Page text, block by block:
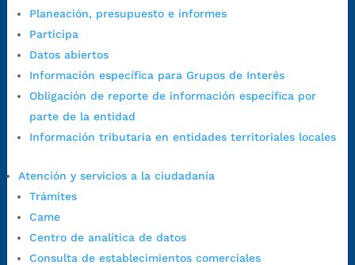
Planeación, presupuesto e informes
Participa
Datos abiertos
Información específica para Grupos de Interés
Obligación de reporte de información específica por
parte de la entidad
Información tributaria en entidades territoriales locales
Atención y servicios a la ciudadanía
Trámites
Came
Centro de analítica de datos
Consulta de establecimientos comerciales
Canal de denuncia para presuntos actos de corrupción:
https://canaldenuncia.bucaramanga.gov.co/
Radique aquí su queja disciplinaria:
https://www.bucaramanga.gov.co/gobierno-ciudadanos-